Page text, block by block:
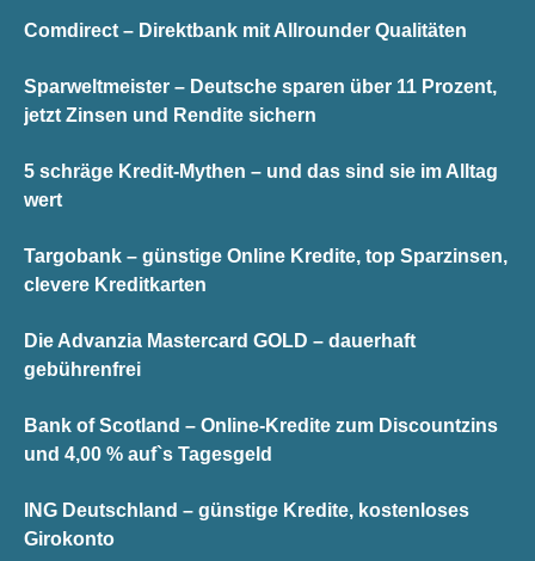
Comdirect – Direktbank mit Allrounder Qualitäten
Sparweltmeister – Deutsche sparen über 11 Prozent,
jetzt Zinsen und Rendite sichern
5 schräge Kredit-Mythen – und das sind sie im Alltag
wert
Targobank – günstige Online Kredite, top Sparzinsen,
clevere Kreditkarten
Die Advanzia Mastercard GOLD – dauerhaft
gebührenfrei
Bank of Scotland – Online-Kredite zum Discountzins
und 4,00 % auf`s Tagesgeld
ING Deutschland – günstige Kredite, kostenloses
Girokonto